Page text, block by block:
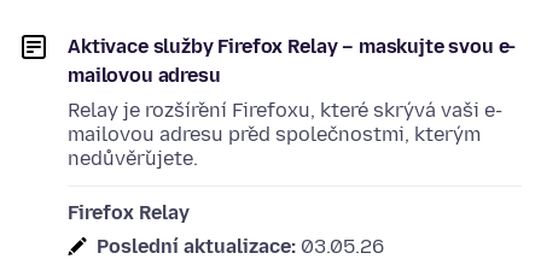
Aktivace služby Firefox Relay – maskujte svou e-
mailovou adresu
Relay je rozšíření Firefoxu, které skrývá vaši e-
mailovou adresu před společnostmi, kterým
nedůvěřujete.
Firefox Relay
Poslední aktualizace: 03.05.26